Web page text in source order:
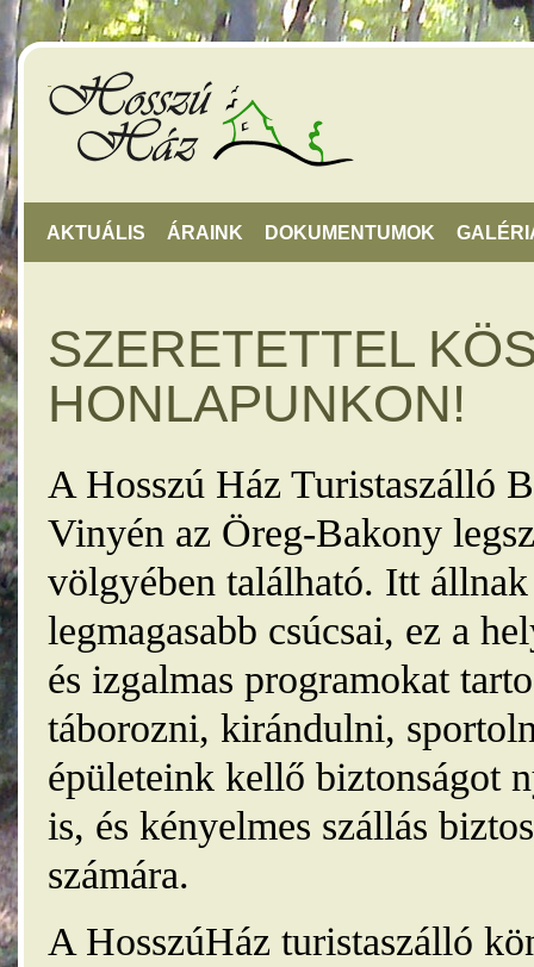
AKTUÁLIS ÁRAINK DOKUMENTUMOK
SZERETETTEL
HONLAPUNKON!
A Hosszú Ház Turistaszálló
Vinyén az Öreg-Bakony
völgyében található. Itt
legmagasabb csúcsai, ez a
és izgalmas programokat
táborozni, kirándulni,
épületeink kellő biztonságot
is, és kényelmes szállás
számára.
A HosszúHáz turistaszálló